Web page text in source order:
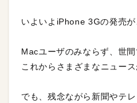
いよいよiPhone 3Gの発売が
Macユーザのみならず、世
これからさまざまなニュー
でも、残念ながら新聞やテ